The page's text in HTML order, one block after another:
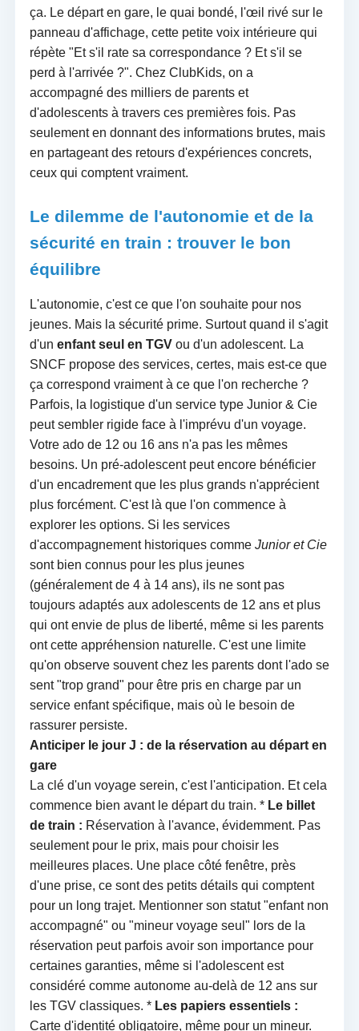
ça. Le départ en gare, le quai bondé, l'œil rivé sur le
panneau d'affichage, cette petite voix intérieure qui
répète "Et s'il rate sa correspondance ? Et s'il se
perd à l'arrivée ?". Chez ClubKids, on a
accompagné des milliers de parents et
d'adolescents à travers ces premières fois. Pas
seulement en donnant des informations brutes, mais
en partageant des retours d'expériences concrets,
ceux qui comptent vraiment.
Le dilemme de l'autonomie et de la
sécurité en train : trouver le bon
équilibre
L'autonomie, c'est ce que l'on souhaite pour nos
jeunes. Mais la sécurité prime. Surtout quand il s'agit
d'un enfant seul en TGVou d'un adolescent. La
SNCF propose des services, certes, mais est-ce que
ça correspond vraiment à ce que l'on recherche ?
Parfois, la logistique d'un service type Junior & Cie
peut sembler rigide face à l'imprévu d'un voyage.
Votre ado de 12 ou 16 ans n'a pas les mêmes
besoins. Un pré-adolescent peut encore bénéficier
d'un encadrement que les plus grands n'apprécient
plus forcément. C'est là que l'on commence à
explorer les options. Si les services
d'accompagnement historiques comme Junior et Cie
sont bien connus pour les plus jeunes
(généralement de 4 à 14 ans), ils ne sont pas
toujours adaptés aux adolescents de 12 ans et plus
qui ont envie de plus de liberté, même si les parents
ont cette appréhension naturelle. C'est une limite
qu'on observe souvent chez les parents dont l'ado se
sent "trop grand" pour être pris en charge par un
service enfant spécifique, mais où le besoin de
rassurer persiste.
Anticiper le jour J : de la réservation au départ en
gare
La clé d'un voyage serein, c'est l'anticipation. Et cela
commence bien avant le départ du train. * Le billet
de train : Réservation à l'avance, évidemment. Pas
seulement pour le prix, mais pour choisir les
meilleures places. Une place côté fenêtre, près
d'une prise, ce sont des petits détails qui comptent
pour un long trajet. Mentionner son statut "enfant non
accompagné" ou "mineur voyage seul" lors de la
réservation peut parfois avoir son importance pour
certaines garanties, même si l'adolescent est
considéré comme autonome au-delà de 12 ans sur
les TGV classiques. * Les papiers essentiels :
Carte d'identité obligatoire, même pour un mineur.